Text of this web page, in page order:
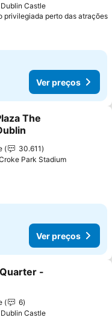
Castle
privilegiada perto das atrações
Ver preços
aos favoritos
The
30.611
Park Stadium
Ver preços
aos favoritos
-
6
Castle